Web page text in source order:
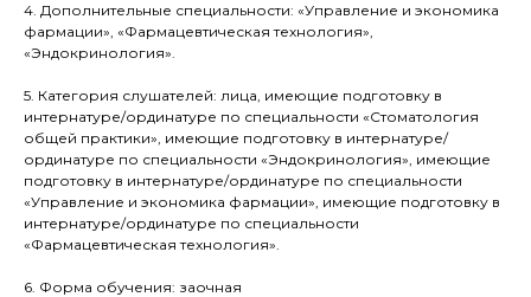
4. Дополнительные специальности: «Управление и экономика
фармации», «Фармацевтическая технология»,
«Эндокринология».
5. Категория слушателей: лица, имеющие подготовку в
интернатуре/ординатуре по специальности «Стоматология
общей практики», имеющие подготовку в интернатуре/
ординатуре по специальности «Эндокринология», имеющие
подготовку в интернатуре/ординатуре по специальности
«Управление и экономика фармации», имеющие подготовку в
интернатуре/ординатуре по специальности
«Фармацевтическая технология».
6. Форма обучения: заочная